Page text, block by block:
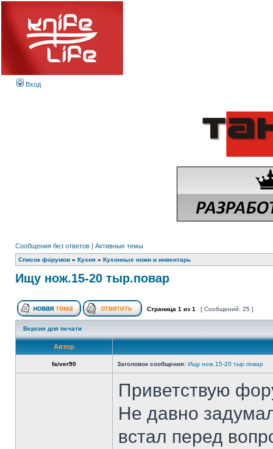
Вход
Сообщения без ответов | Активные темы
Список форумов » Кухня » Кухонные ножи и инвентарь
Ищу нож.15-20 тыр.повар
Страница 1 из 1 [ Сообщений: 25 ]
Версия для печати
Автор
faiver90 Заголовок сообщения: Ищу нож.15-20 тыр.повар
Приветствую
Не давно
встал перед